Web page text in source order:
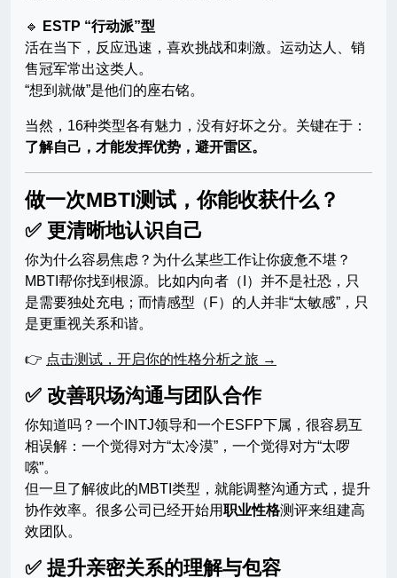
🔹
ESTP “行动派”型
活在当下，反应迅速，喜欢挑战和刺激。运动达人、销
售冠军常出这类人。
“想到就做”是他们的座右铭。
当然，16种类型各有魅力，没有好坏之分。关键在于：
了解自己，才能发挥优势，避开雷区。
做一次MBTI测试，你能收获什么？
✅ 更清晰地认识自己
你为什么容易焦虑？为什么某些工作让你疲惫不堪？
MBTI帮你找到根源。比如内向者（I）并不是社恐，只
是需要独处充电；而情感型（F）的人并非“太敏感”，只
是更重视关系和谐。
👉 点击测试，开启你的性格分析之旅 →
✅ 改善职场沟通与团队合作
你知道吗？一个INTJ领导和一个ESFP下属，很容易互
相误解：一个觉得对方“太冷漠”，一个觉得对方“太啰
嗦”。
但一旦了解彼此的MBTI类型，就能调整沟通方式，提升
协作效率。很多公司已经开始用职业性格测评来组建高
效团队。
✅ 提升亲密关系的理解与包容